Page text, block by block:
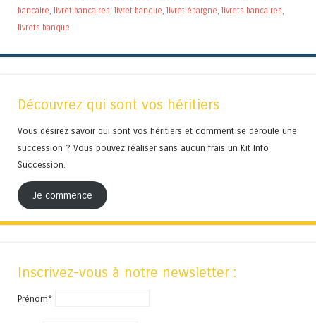
bancaire livret bancaires livret banque livret épargne livrets bancaires
livrets banque
Découvrez qui sont vos héritiers
Vous désirez savoir qui sont vos héritiers et comment se déroule une
succession ? Vous pouvez réaliser sans aucun frais un Kit Info
Succession.
Je commence
Inscrivez-vous à notre newsletter :
Prénom*